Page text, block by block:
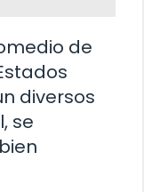
de
diversos
se